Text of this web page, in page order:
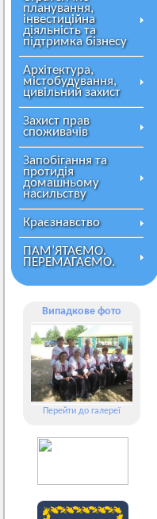
планування,
інвестиційна
діяльність та
підтримка бізнесу
Архітектура,
містобудування,
цивільний захист
Захист прав
споживачів
Запобігання та
протидія
домашньому
насильству
Краєзнавство
ПАМ’ЯТАЄМО.
ПЕРЕМАГАЄМО.
Випадкове фото
Перейти до галереї